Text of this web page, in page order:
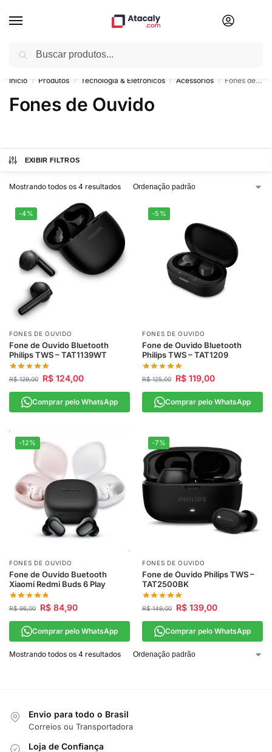
🤝 Marketplace Híbrido – B2B e B2C
Início / Produtos / Tecnologia & Eletrônicos / Acessórios / Fones de Ouvido
Fones de Ouvido
EXIBIR FILTROS
Mostrando todos os 4 resultados
-4%
FONES DE OUVIDO
Fone de Ouvido Bluetooth
Philips TWS – TAT1139WT
R$129,00 R$ 124,00
Comprar pelo WhatsApp
-5%
FONES DE OUVIDO
Fone de Ouvido Bluetooth
Philips TWS – TAT1209
R$125,00 R$ 119,00
Comprar pelo WhatsApp
-12%
FONES DE OUVIDO
Fone de Ouvido Buetooth
Xiaomi Redmi Buds 6 Play
R$96,00 R$ 84,90
Comprar pelo WhatsApp
-7%
FONES DE OUVIDO
Fone de Ouvido Philips TWS –
TAT2500BK
R$149,00 R$ 139,00
Comprar pelo WhatsApp
Mostrando todos os 4 resultados
Envio para todo o Brasil
Correios ou Transportadora
Loja de Confiança